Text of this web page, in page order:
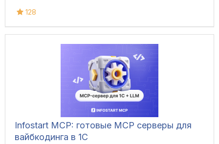
128
Infostart MCP: готовые MCP серверы для
вайбкодинга в 1С